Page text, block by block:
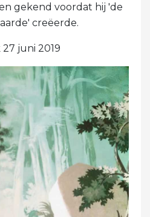
gekend voordat hij 'de
creëerde.
juni 2019